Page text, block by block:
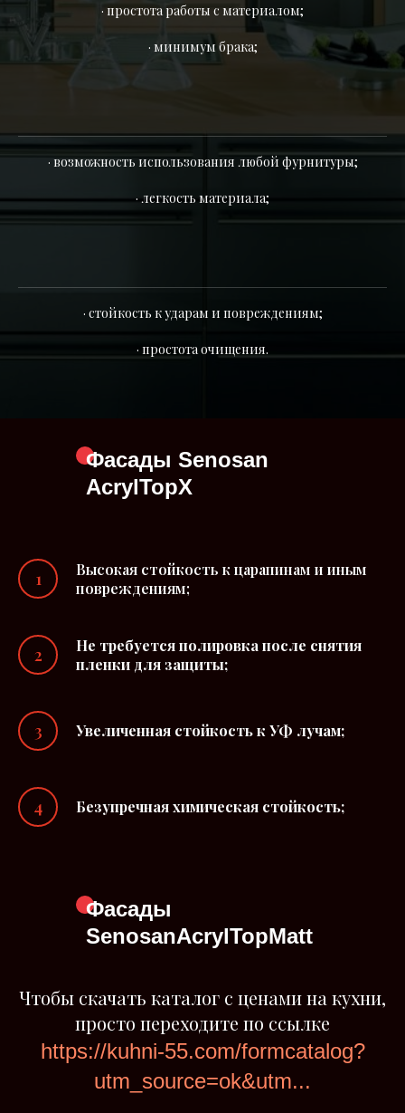
· простота работы с материалом;
· минимум брака;
· возможность использования любой фурнитуры;
· легкость материала;
· стойкость к ударам и повреждениям;
· простота очищения.
Фасады Senosan
AcrylTopX
Высокая стойкость к царапинам и иным
повреждениям;
Не требуется полировка после снятия
пленки для защиты;
Увеличенная стойкость к УФ лучам;
Безупречная химическая стойкость;
Фасады
SenosanAcrylTopMatt
Чтобы скачать каталог с ценами на кухни,
просто переходите по ссылке
https://kuhni-55.com/formcatalog?
utm_source=ok&utm...